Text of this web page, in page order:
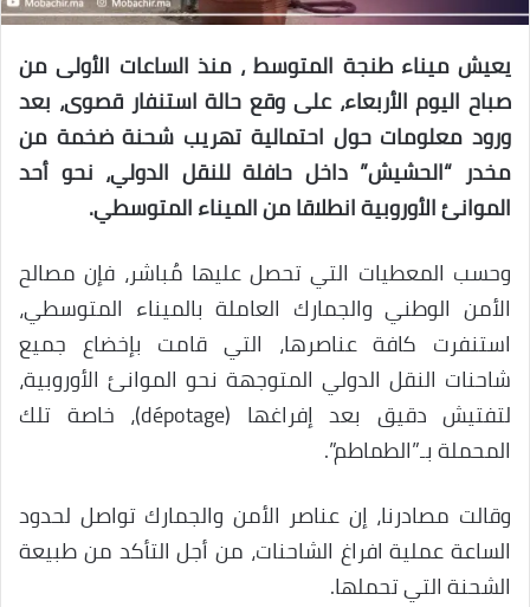
يعيش ميناء طنجة المتوسط ، منذ الساعات الأولى من
صباح اليوم الأربعاء، على وقع حالة استنفار قصوى، بعد
ورود معلومات حول احتمالية تهريب شحنة ضخمة من
مخدر “الحشيش” داخل حافلة للنقل الدولي، نحو أحد
الموانئ الأوروبية انطلاقا من الميناء المتوسطي.
وحسب المعطيات التي تحصل عليها مُباشر، فإن مصالح
الأمن الوطني والجمارك العاملة بالميناء المتوسطي،
استنفرت كافة عناصرها، التي قامت بإخضاع جميع
شاحنات النقل الدولي المتوجهة نحو الموانئ الأوروبية،
لتفتيش دقيق بعد إفراغها (dépotage)، خاصة تلك
المحملة بـ”الطماطم”.
وقالت مصادرنا، إن عناصر الأمن والجمارك تواصل لحدود
الساعة عملية افراغ الشاحنات، من أجل التأكد من طبيعة
الشحنة التي تحملها.